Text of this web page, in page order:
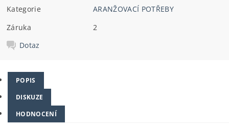
Kategorie
ARANŽOVACÍ POTŘEBY
Záruka
2
Dotaz
POPIS
DISKUZE
HODNOCENÍ